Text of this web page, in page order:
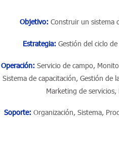
Objetivo: Construir un sistema
Estrategia: Gestión del ciclo
Operación: Servicio de campo,
Sistema de capacitación, Gestión de
Marketing de servicios,
Soporte: Organización, Sistema,